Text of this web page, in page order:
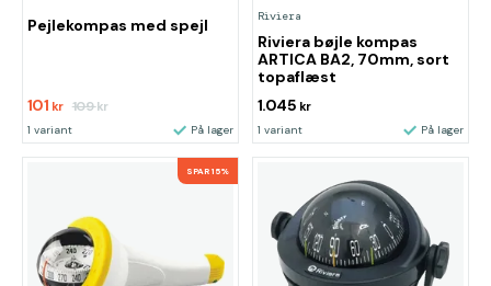
Pejlekompas med spejl
101 kr 109kr
1 variant På lager
Riviera
Riviera bøjle kompas
ARTICA BA2, 70mm, sort
topaflæst
1.045 kr
1 variant På lager
SPAR 15%